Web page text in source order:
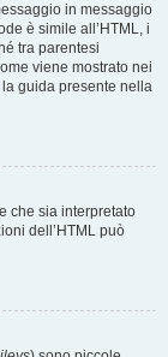
in messaggio
è simile all’HTML, i
tra parentesi
viene mostrato nei
guida presente nella
che sia interpretato
dell’HTML può